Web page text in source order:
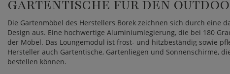
GARTENTISCHE FÜR DEN
Die Gartenmöbel des Herstellers Borek zeichnen sich durch eine
Design aus. Eine hochwertige Aluminiumlegierung, die bei 180
der Möbel. Das Loungemodul ist frost- und hitzbeständig sowie
Hersteller auch Gartentische, Gartenliegen und Sonnenschirme,
bestellen können.